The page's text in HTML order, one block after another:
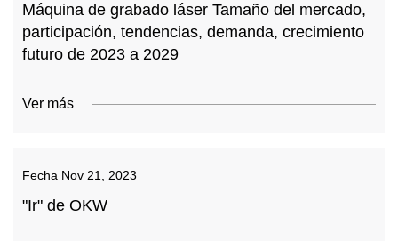
Máquina de grabado láser Tamaño del mercado,
participación, tendencias, demanda, crecimiento
futuro de 2023 a 2029
Ver más
Fecha Nov 21, 2023
"Ir" de OKW